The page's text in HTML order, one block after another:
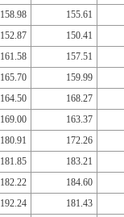
158.98
155.61
152.87
150.41
161.58
157.51
165.70
159.99
164.50
168.27
169.00
163.37
180.91
172.26
181.85
183.21
182.22
184.60
192.24
181.43